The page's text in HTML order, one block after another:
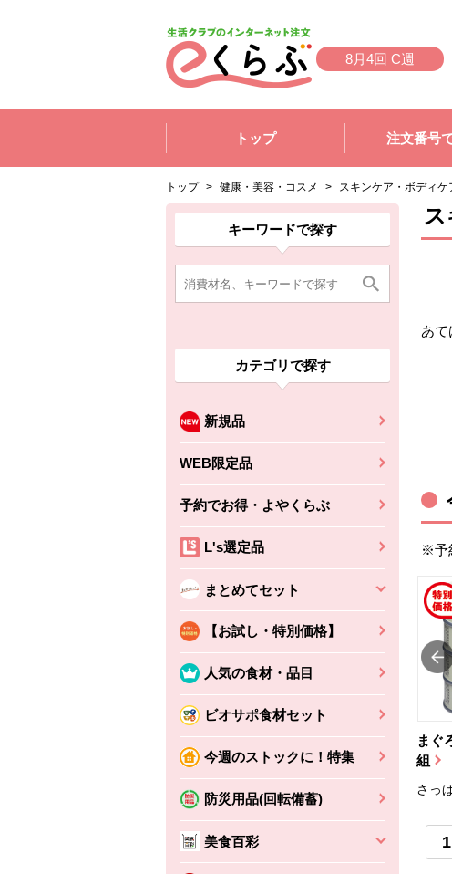
8月4回 C週
トップ
注文番号
トップ > 健康・美容・コスメ > スキンケア・ボディケ
ここから消費材検索メニューです。
キーワードで探す
カテゴリで探す
新規品
WEB限定品
予約でお得・よやくらぶ
L's選定品
まとめてセット
【お試し・特別価格】
人気の食材・品目
ビオサポ食材セット
今週のストックに！特集
防災用品(回転備蓄)
美食百彩
消費材検索メニューここまで。
ここから本文です。
ここから組合員向けメニューです。
組合員向けメニューここまで。
ここから本文です。 ス
あて
※予
まぐ
組
さっ
ちょこっと揚げ（香
えびの風味がぶわっ！
かごへ
バルサミコ
本体2,160円 (税込2,333円)
かごへ